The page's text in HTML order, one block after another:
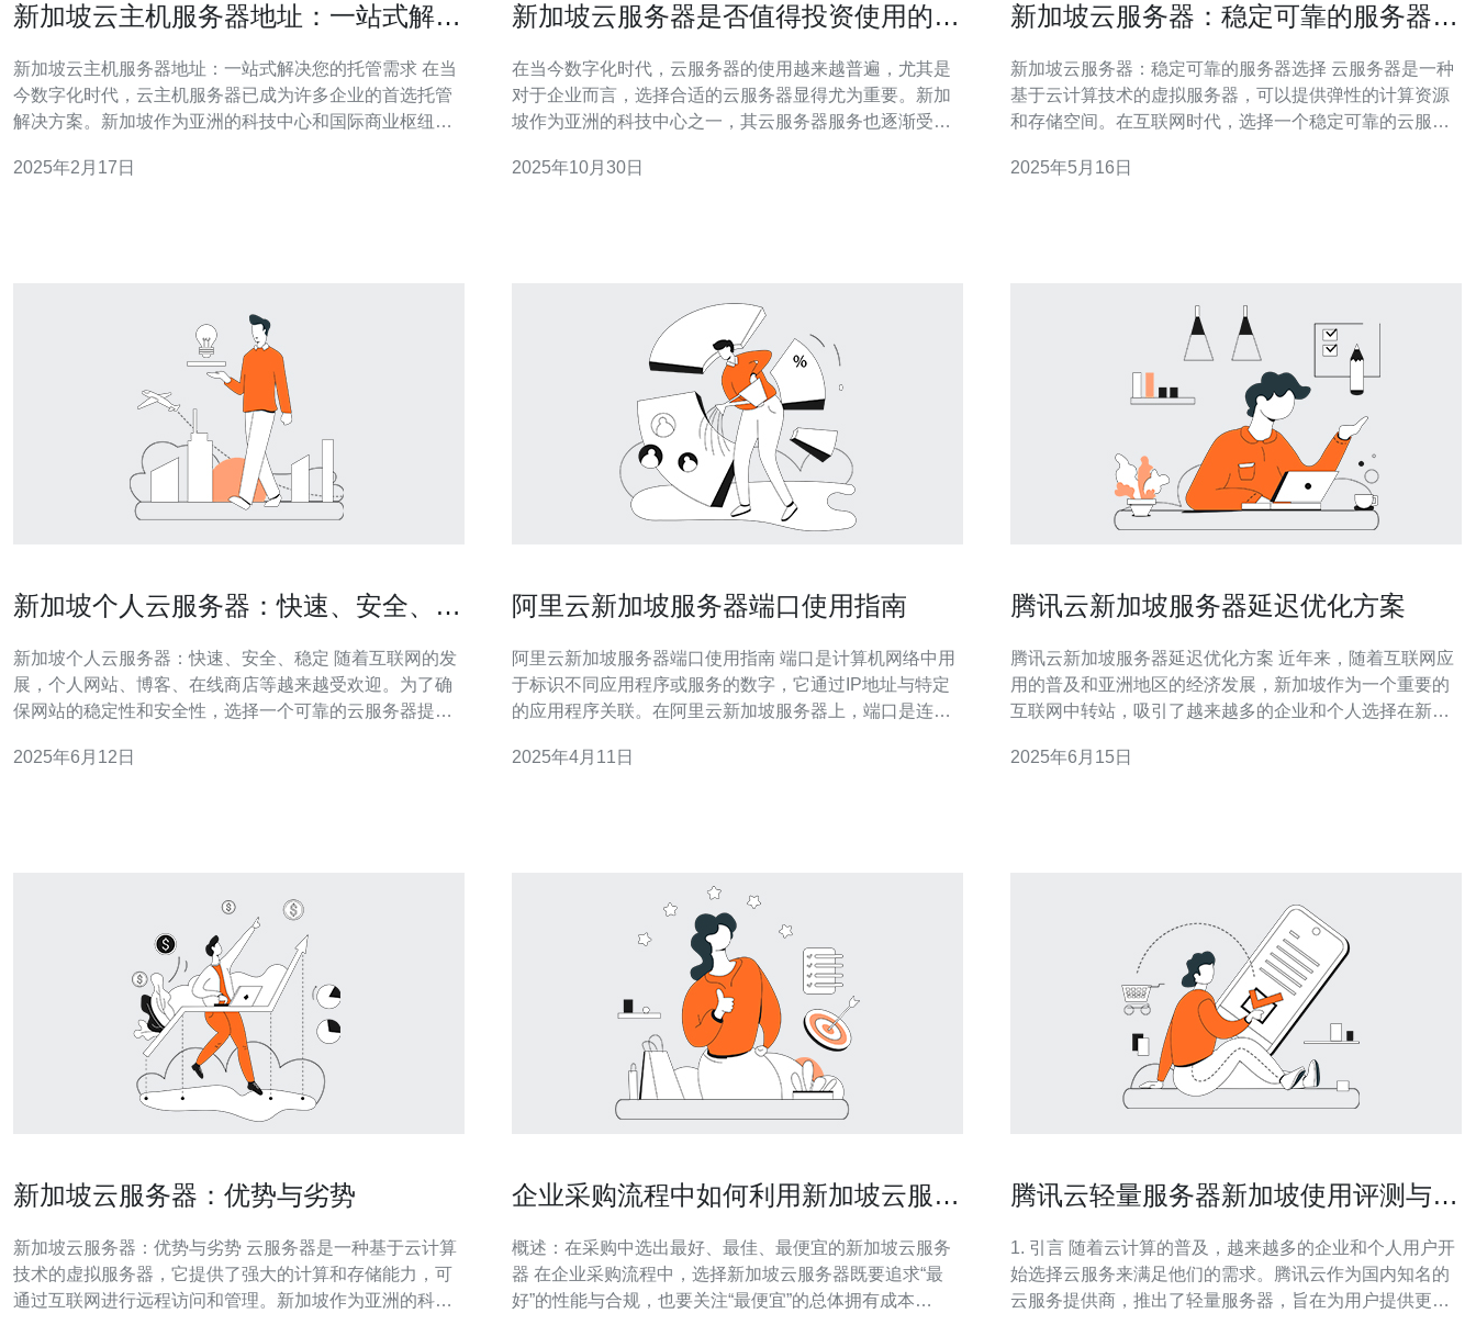
新加坡云主机服务器地址：一站式解决
新加坡云主机服务器地址：一站式解决您的托管需求 在当
今数字化时代，云主机服务器已成为许多企业的首选托管
解决方案。新加坡作为亚洲的科技中心和国际商业枢纽，
高效可靠的云主机服务。 新加坡作为一个小而强大的国
2025年2月17日
新加坡云服务器是否值得投资使用的深
在当今数字化时代，云服务器的使用越来越普遍，尤其是
对于企业而言，选择合适的云服务器显得尤为重要。新加
坡作为亚洲的科技中心之一，其云服务器服务也逐渐受到
文将对其进行深度解析，并提供详细的操作指南。 1. 什么
2025年10月30日
新加坡云服务器：稳定可靠的服务器选
新加坡云服务器：稳定可靠的服务器选择 云服务器是一种
基于云计算技术的虚拟服务器，可以提供弹性的计算资源
和存储空间。在互联网时代，选择一个稳定可靠的云服务
中心和科技创新中心，拥有先进的网络基础设施和稳定的
2025年5月16日
新加坡个人云服务器：快速、安全、稳
新加坡个人云服务器：快速、安全、稳定 随着互联网的发
展，个人网站、博客、在线商店等越来越受欢迎。为了确
保网站的稳定性和安全性，选择一个可靠的云服务器提供
拥有快速、安全、稳定的特点。 新加坡个人云服务器拥有
2025年6月12日
阿里云新加坡服务器端口使用指南
阿里云新加坡服务器端口使用指南 端口是计算机网络中用
于标识不同应用程序或服务的数字，它通过IP地址与特定
的应用程序关联。在阿里云新加坡服务器上，端口是连接
使用端口非常重要。 在使用阿里云新加坡服务器时，有几
2025年4月11日
腾讯云新加坡服务器延迟优化方案
腾讯云新加坡服务器延迟优化方案 近年来，随着互联网应
用的普及和亚洲地区的经济发展，新加坡作为一个重要的
互联网中转站，吸引了越来越多的企业和个人选择在新加
服务器时遇到了延迟较高的问题，影响了他们的网络体
2025年6月15日
新加坡云服务器：优势与劣势
新加坡云服务器：优势与劣势 云服务器是一种基于云计算
技术的虚拟服务器，它提供了强大的计算和存储能力，可
通过互联网进行远程访问和管理。新加坡作为亚洲的科技
企业采购流程中如何利用新加坡云服务
概述：在采购中选出最好、最佳、最便宜的新加坡云服务
器 在企业采购流程中，选择新加坡云服务器既要追求“最
好”的性能与合规，也要关注“最便宜”的总体拥有成本
腾讯云轻量服务器新加坡使用评测与对
1. 引言 随着云计算的普及，越来越多的企业和个人用户开
始选择云服务来满足他们的需求。腾讯云作为国内知名的
云服务提供商，推出了轻量服务器，旨在为用户提供更简